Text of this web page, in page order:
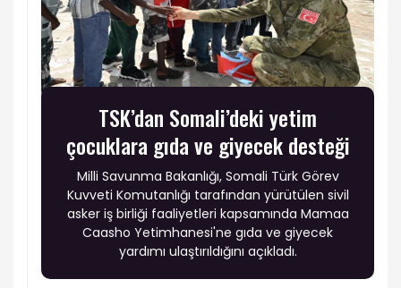
TSK’dan Somali’deki yetim
çocuklara gıda ve giyecek desteği
Milli Savunma Bakanlığı, Somali Türk Görev
Kuvveti Komutanlığı tarafından yürütülen sivil
asker iş birliği faaliyetleri kapsamında Mamaa
Caasho Yetimhanesi'ne gıda ve giyecek
yardımı ulaştırıldığını açıkladı.